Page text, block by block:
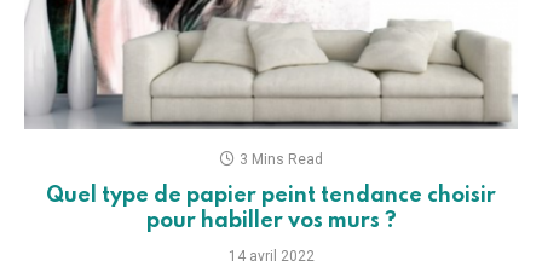
3 Mins Read
Quel type de papier peint tendance choisir
pour habiller vos murs ?
14 avril 2022